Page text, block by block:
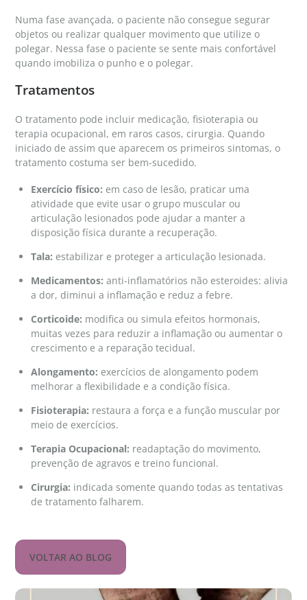
Numa fase avançada, o paciente não consegue segurar
objetos ou realizar qualquer movimento que utilize o
polegar. Nessa fase o paciente se sente mais confortável
quando imobiliza o punho e o polegar.
Tratamentos
O tratamento pode incluir medicação, fisioterapia ou
terapia ocupacional, em raros casos, cirurgia. Quando
iniciado de assim que aparecem os primeiros sintomas, o
tratamento costuma ser bem-sucedido.
Exercício físico: em caso de lesão, praticar uma
atividade que evite usar o grupo muscular ou
articulação lesionados pode ajudar a manter a
disposição física durante a recuperação.
Tala: estabilizar e proteger a articulação lesionada.
Medicamentos: anti-inflamatórios não esteroides: alivia
a dor, diminui a inflamação e reduz a febre.
Corticoide: modifica ou simula efeitos hormonais,
muitas vezes para reduzir a inflamação ou aumentar o
crescimento e a reparação tecidual.
Alongamento: exercícios de alongamento podem
melhorar a flexibilidade e a condição física.
Fisioterapia: restaura a força e a função muscular por
meio de exercícios.
Terapia Ocupacional: readaptação do movimento,
prevenção de agravos e treino funcional.
Cirurgia: indicada somente quando todas as tentativas
de tratamento falharem.
VOLTAR AO BLOG